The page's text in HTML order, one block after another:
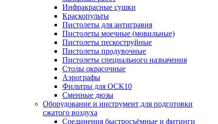
Инфракрасные сушки
Краскопульты
Пистолеты для антигравия
Пистолеты моечные (мовильные)
Пистолеты пескоструйные
Пистолеты продувочные
Пистолеты специального назначения
Столы окрасочные
Аэрографы
Фильтры для ОСК10
Сменные дюзы
Оборудование и инструмент для подготовки
сжатого воздуха
Соединения быстросъёмные и фитинги